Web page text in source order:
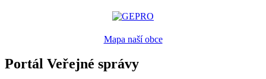
Mapa naší obce
Portál Veřejné správy